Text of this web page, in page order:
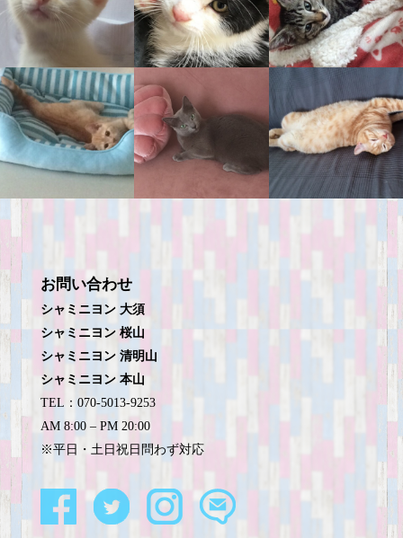
お問い合わせ
シャミニヨン 大須
シャミニヨン 桜山
シャミニヨン 清明山
シャミニヨン 本山
TEL：070-5013-9253
AM 8:00 – PM 20:00
※平日・土日祝日問わず対応